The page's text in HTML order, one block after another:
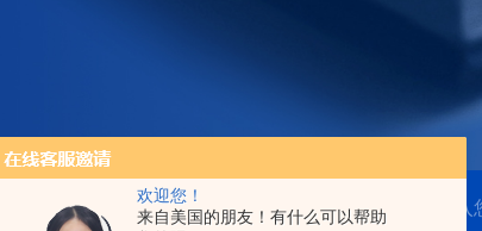
欢迎您！
来自美国的朋友！有什么可以帮助